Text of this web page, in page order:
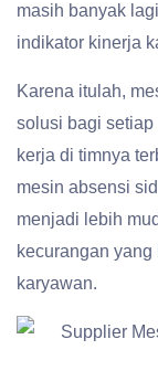
masih banyak
indikator kinerja
Karena itulah,
solusi bagi
kerja di timnya
mesin absensi
menjadi lebih
kecurangan
karyawan.